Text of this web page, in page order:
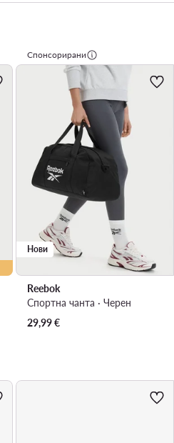
Спонсорирани
Нови
Reebok
Спортна чанта · Черен
29,99€